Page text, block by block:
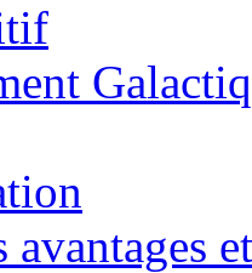
avantages